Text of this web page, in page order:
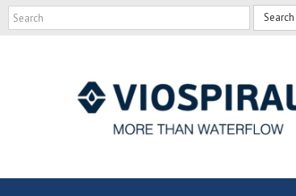
Search